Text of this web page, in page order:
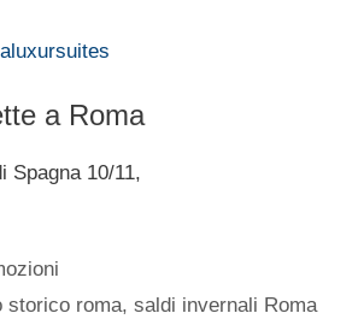
a Roma
Spagna 10/11,
storico roma,saldi invernali Roma